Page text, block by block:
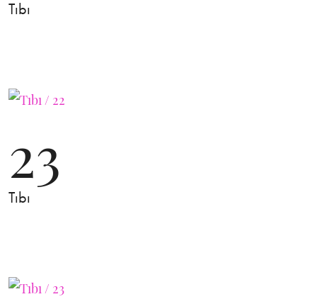
Tıbı
23
Tıbı